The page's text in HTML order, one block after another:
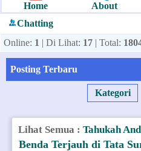
Home About
Chatting
Online: 1 | Di Lihat: 17 | Total:
Posting Terbaru
Kategori
Lihat Semua : Tahukah
Benda Terjauh di Tata